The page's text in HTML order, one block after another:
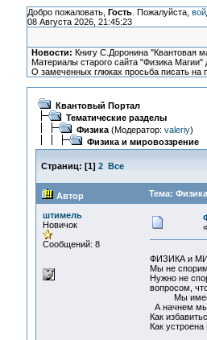
Добро пожаловать, Гость. Пожалуйста,
08 Августа 2026, 21:45:23
Новости: Книгу С.Доронина "Квантовая
Материалы старого сайта "Физика
О замеченных глюках просьба писать на
Квантовый Портал
Тематические разделы
Физика(Модератор: valeriy)
Физика и мировоззрение
Страниц: [1] 2 Все
Автор Тема:
штимель
Новичок
Сообщений: 8
«
ФИЗИКА и
Мы не
Нужно не
вопросом,
Мы имеем
А начнем
Как
Как